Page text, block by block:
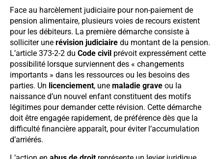
Face au harcèlement judiciaire pour non-paiement de
pension alimentaire, plusieurs voies de recours existent
pour les débiteurs. La première démarche consiste à
solliciter une révision judiciaire du montant de la pension.
L’article 373-2-2 du Code civil prévoit expressément cette
possibilité lorsque surviennent des « changements
importants » dans les ressources ou les besoins des
parties. Un licenciement, une maladie grave ou la
naissance d’un nouvel enfant constituent des motifs
légitimes pour demander cette révision. Cette démarche
doit être engagée rapidement, de préférence dès que la
difficulté financière apparaît, pour éviter l’accumulation
d’arriérés.